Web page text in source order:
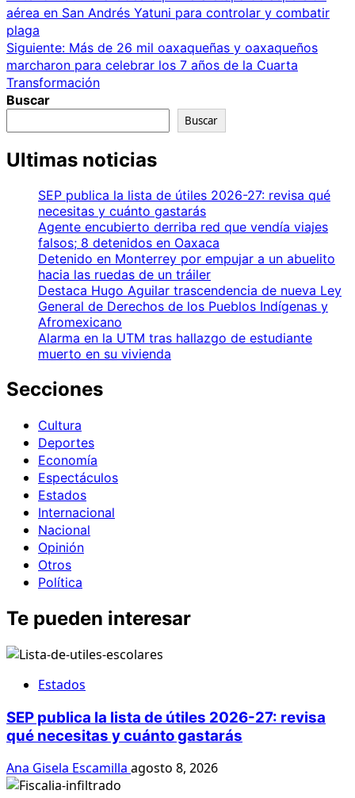
de
entradas
aérea en San Andrés Yatuni para controlar y combatir
plaga
Siguiente: Más de 26 mil oaxaqueñas y oaxaqueños
marcharon para celebrar los 7 años de la Cuarta
Transformación
Buscar
Buscar
Ultimas noticias
SEP publica la lista de útiles 2026-27: revisa qué
necesitas y cuánto gastarás
Agente encubierto derriba red que vendía viajes
falsos; 8 detenidos en Oaxaca
Detenido en Monterrey por empujar a un abuelito
hacia las ruedas de un tráiler
Destaca Hugo Aguilar trascendencia de nueva Ley
General de Derechos de los Pueblos Indígenas y
Afromexicano
Alarma en la UTM tras hallazgo de estudiante
muerto en su vivienda
Secciones
Cultura
Deportes
Economía
Espectáculos
Estados
Internacional
Nacional
Opinión
Otros
Política
Te pueden interesar
Estados
SEP publica la lista de útiles 2026-27: revisa
qué necesitas y cuánto gastarás
Ana Gisela Escamilla agosto 8, 2026